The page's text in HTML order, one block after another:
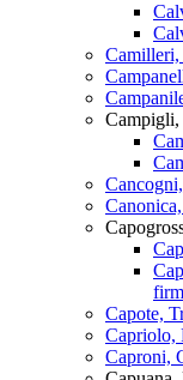
Camilleri,
Campigli,
Capote,
Capriolo,
Caproni,